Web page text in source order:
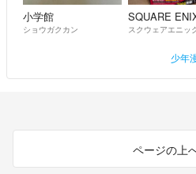
小学館
ショウガクカン
SQUARE
スクウェアエニッ
少年
ページの上